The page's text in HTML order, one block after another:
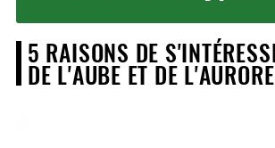
5 RAISONS DE
DE L'AUBE ET DE